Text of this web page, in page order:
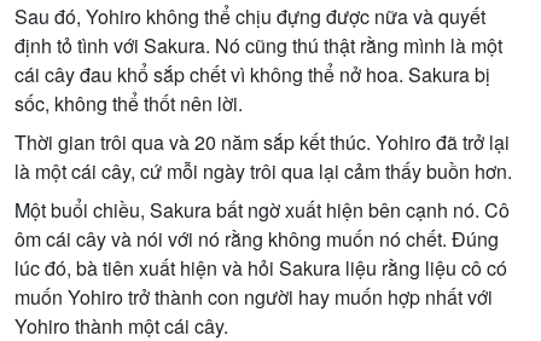
Sau đó, Yohiro không thể chịu đựng được nữa và quyết
định tỏ tình với Sakura. Nó cũng thú thật rằng mình là một
cái cây đau khổ sắp chết vì không thể nở hoa. Sakura bị
sốc, không thể thốt nên lời.
Thời gian trôi qua và 20 năm sắp kết thúc. Yohiro đã trở lại
là một cái cây, cứ mỗi ngày trôi qua lại cảm thấy buồn hơn.
Một buổi chiều, Sakura bất ngờ xuất hiện bên cạnh nó. Cô
ôm cái cây và nói với nó rằng không muốn nó chết. Đúng
lúc đó, bà tiên xuất hiện và hỏi Sakura liệu rằng liệu cô có
muốn Yohiro trở thành con người hay muốn hợp nhất với
Yohiro thành một cái cây.